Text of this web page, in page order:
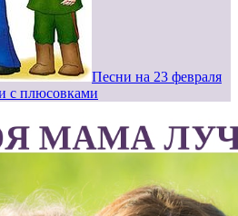
Песни на 23 февраля
с плюсовками